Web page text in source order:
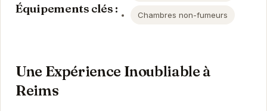
Équipements clés : Chambres non-fumeurs
Une Expérience Inoubliable à
Reims